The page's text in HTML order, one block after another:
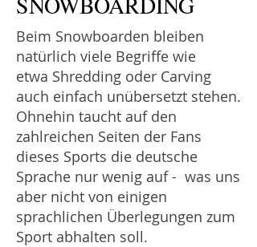
Beim Snowboarden bleiben
natürlich viele Begriffe wie
etwa Shredding oder Carving
auch einfach unübersetzt stehen.
Ohnehin taucht auf den
zahlreichen Seiten der Fans
dieses Sports die deutsche
Sprache nur wenig auf - was uns
aber nicht von einigen
sprachlichen Überlegungen zum
Sport abhalten soll.